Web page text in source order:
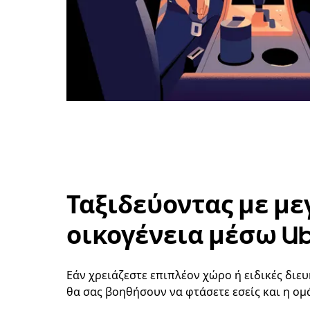
Ταξιδεύοντας με
οικογένεια μέσω
Εάν χρειάζεστε επιπλέον χώρο ή ειδικές
θα σας βοηθήσουν να φτάσετε εσείς και η